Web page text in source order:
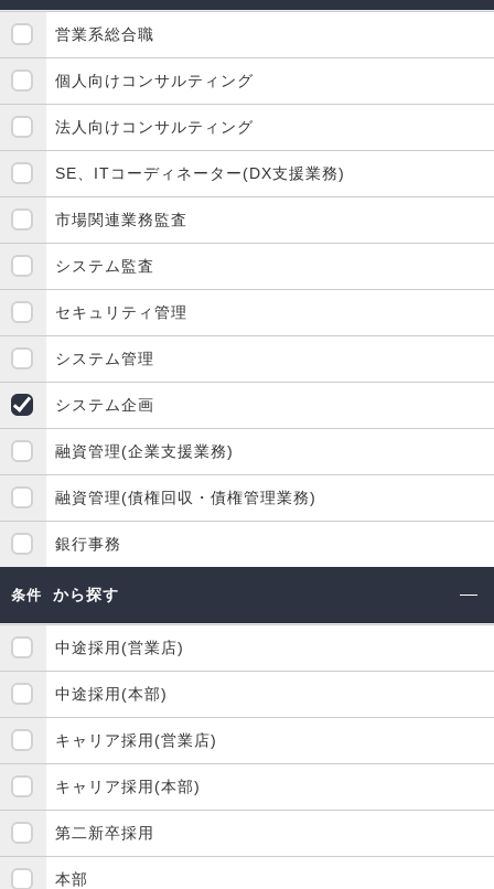
営業系総合職
個人向けコンサルティング
法人向けコンサルティング
SE、ITコーディネーター(DX支援業務)
市場関連業務監査
システム監査
セキュリティ管理
システム管理
システム企画
融資管理(企業支援業務)
融資管理(債権回収・債権管理業務)
銀行事務
条件 から探す
中途採用(営業店)
中途採用(本部)
キャリア採用(営業店)
キャリア採用(本部)
第二新卒採用
本部